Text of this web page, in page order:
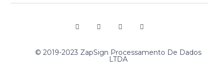
© 2019-2023 ZapSign Processamento De Dados
LTDA